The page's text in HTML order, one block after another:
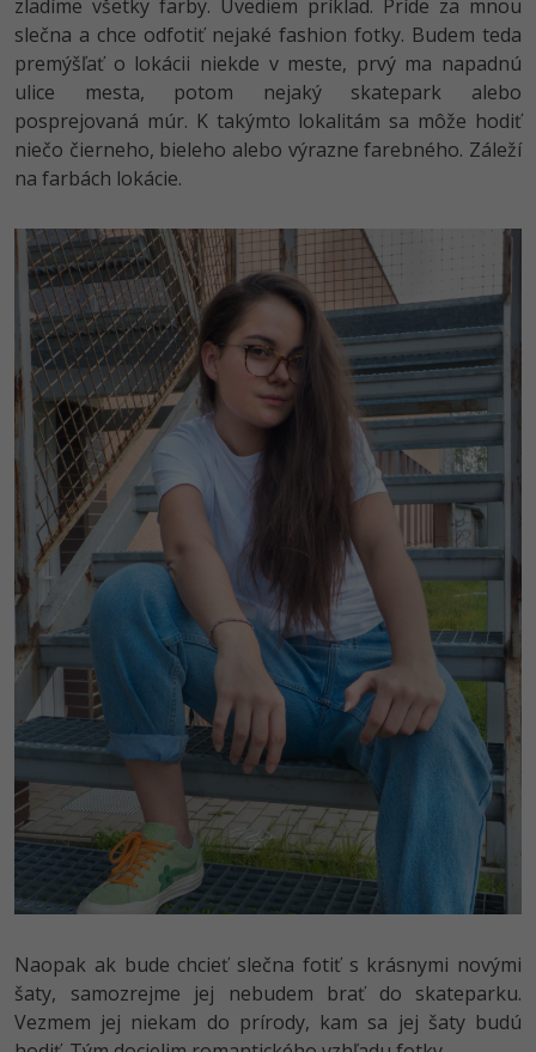
zladíme všetky farby. Uvediem príklad. Príde za mnou
slečna a chce odfotiť nejaké fashion fotky. Budem teda
premýšľať o lokácii niekde v meste, prvý ma napadnú
ulice mesta, potom nejaký skatepark alebo
posprejovaná múr. K takýmto lokalitám sa môže hodiť
niečo čierneho, bieleho alebo výrazne farebného. Záleží
na farbách lokácie.
Naopak ak bude chcieť slečna fotiť s krásnymi novými
šaty, samozrejme jej nebudem brať do skateparku.
Vezmem jej niekam do prírody, kam sa jej šaty budú